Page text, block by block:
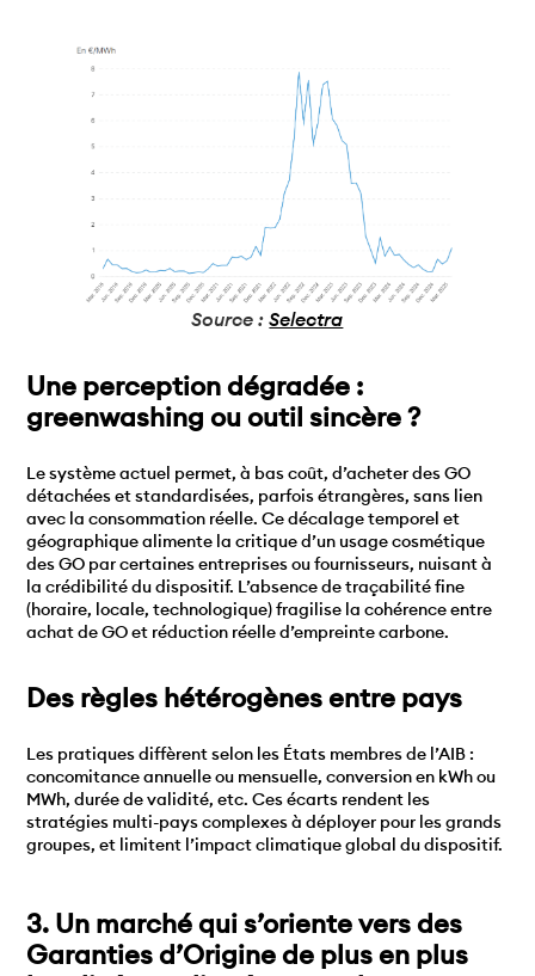
Source :Selectra
Une perception dégradée :
greenwashing ou outil sincère ?
Le système actuel permet, à bas coût, d’acheter des GO
détachées et standardisées, parfois étrangères, sans lien
avec la consommation réelle. Ce décalage temporel et
géographique alimente la critique d’un usage cosmétique
des GO par certaines entreprises ou fournisseurs, nuisant à
la crédibilité du dispositif. L’absence de traçabilité fine
(horaire, locale, technologique) fragilise la cohérence entre
achat de GO et réduction réelle d’empreinte carbone.
Des règles hétérogènes entre pays
Les pratiques diffèrent selon les États membres de l’AIB :
concomitance annuelle ou mensuelle, conversion en kWh ou
MWh, durée de validité, etc. Ces écarts rendent les
stratégies multi-pays complexes à déployer pour les grands
groupes, et limitent l’impact climatique global du dispositif.
3. Un marché qui s’oriente vers des
Garanties d’Origine de plus en plus